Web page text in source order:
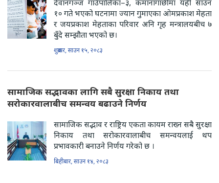
देवानगञ्ज गाउँपालिका–३, कमानागाछीमा यही साउन
१० गते भएको घटनामा ज्यान गुमाएका ओमप्रकाश मेहता
र जयप्रकाश मेहताका परिवार अनि गृह मन्त्रालयबीच ७
बुँदे सम्झौता भएको छ।
शुक्रबार, साउन १५, २०८३
सामाजिक सद्भावका लागि सबै सुरक्षा निकाय तथा
सरोकारवालाबीच समन्वय बढाउने निर्णय
सामाजिक सद्भाव र राष्ट्रिय एकता कायम राख्न सबै सुरक्षा
निकाय तथा सरोकारवालाबीच समन्वयलाई थप
प्रभावकारी बनाउने निर्णय गरेको छ ।
बिहीबार, साउन १४, २०८३